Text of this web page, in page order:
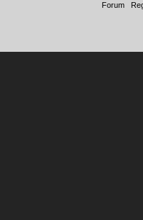
Forum